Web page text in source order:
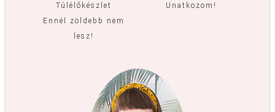
Túlélőkészlet
Ennél zöldebb nem
lesz!
Unatkozom!